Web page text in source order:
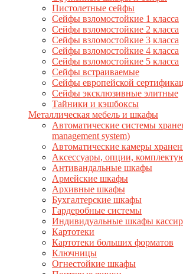
Пистолетные сейфы
Сейфы взломостойкие 1 класса
Сейфы взломостойкие 2 класса
Сейфы взломостойкие 3 класса
Сейфы взломостойкие 4 класса
Сейфы взломостойкие 5 класса
Сейфы встраиваемые
Сейфы европейской
Сейфы эксклюзивные элитные
Тайники и кэшбоксы
Металлическая мебель и шкафы
Автоматические системы
management system)
Автоматические камеры
Аксессуары, опции,
Антивандальные шкафы
Армейские шкафы
Архивные шкафы
Бухгалтерские шкафы
Гардеробные системы
Индивидуальные шкафы
Картотеки
Картотеки больших форматов
Ключницы
Огнестойкие шкафы